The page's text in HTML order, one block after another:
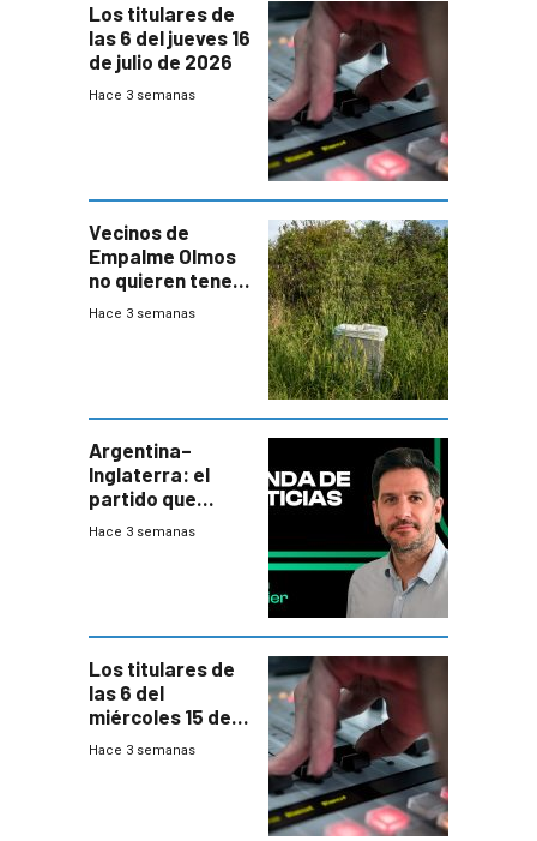
Los titulares de
las 6 del jueves 16
de julio de 2026
Hace 3 semanas
Vecinos de
Empalme Olmos
no quieren tener
cerca una planta
departamental
Hace 3 semanas
Argentina–
Inglaterra: el
partido que
nunca termina
Hace 3 semanas
Los titulares de
las 6 del
miércoles 15 de
julio de 2026
Hace 3 semanas